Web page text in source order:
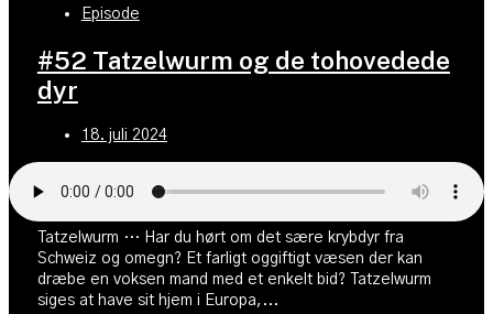
Episode
#52 Tatzelwurm og de tohovedede
dyr
18. juli 2024
Tatzelwurm … Har du hørt om det sære krybdyr fra
Schweiz og omegn? Et farligt oggiftigt væsen der kan
dræbe en voksen mand med et enkelt bid? Tatzelwurm
siges at have sit hjem i Europa,...